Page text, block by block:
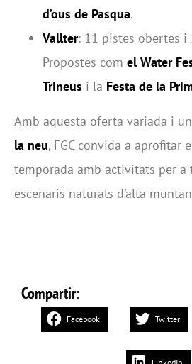
d’ous de Pasqua.
Vallter: 11 pistes obertes i
Propostes com el Water
Trineus i la Festa de la
Amb aquesta oferta variada i un
la neu, FGC convida a aprofitar
temporada amb activitats per
escenaris naturals d’alta
Compartir:
Facebook Twitter